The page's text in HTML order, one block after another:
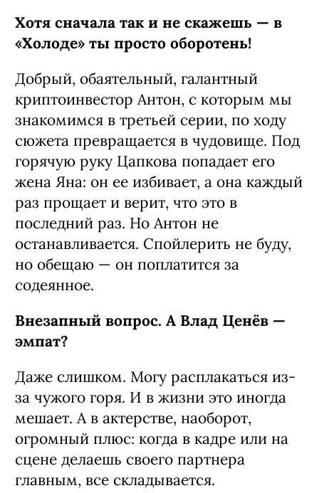
Хотя сначала так и не скажешь — в
«Холоде» ты просто оборотень!
Добрый, обаятельный, галантный
криптоинвестор Антон, с которым мы
знакомимся в третьей серии, по ходу
сюжета превращается в чудовище. Под
горячую руку Цапкова попадает его
жена Яна: он ее избивает, а она каждый
раз прощает и верит, что это в
последний раз. Но Антон не
останавливается. Спойлерить не буду,
но обещаю — он поплатится за
содеянное.
Внезапный вопрос. А Влад Ценёв —
эмпат?
Даже слишком. Могу расплакаться из-
за чужого горя. И в жизни это иногда
мешает. А в актерстве, наоборот,
огромный плюс: когда в кадре или на
сцене делаешь своего партнера
главным, все складывается.